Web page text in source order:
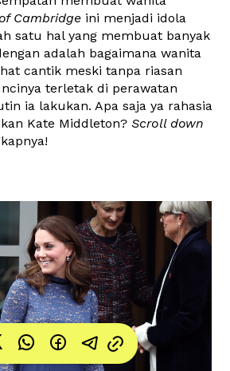
Cambridge ini menjadi idola
satu hal yang membuat banyak
adalah bagaimana wanita
cantik meski tanpa riasan
terletak di perawatan
ia lakukan. Apa saja ya rahasia
Kate Middleton? Scroll down